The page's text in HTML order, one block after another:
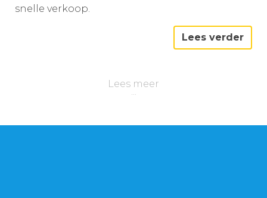
snelle verkoop.
Lees verder
Lees meer